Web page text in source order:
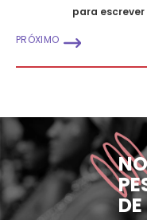
para escrever
PRÓXIMO